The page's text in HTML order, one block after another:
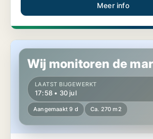
Meer info
Horeca pand in Kufstein, Tirol
Wij monitoren de
LAATST BIJGEWERKT
17:58 • 30 jul
Aangemaakt 9 d Ca. 270 m2